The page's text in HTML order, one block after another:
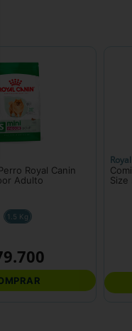
Royal Canin
Adulto
1.5 Kg
.700
Size